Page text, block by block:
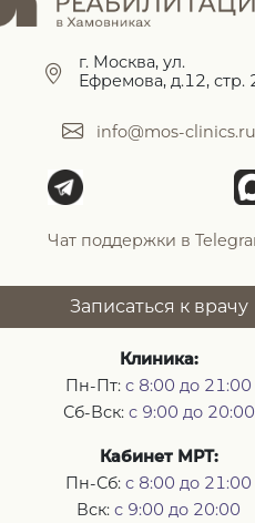
г. Москва, ул.
Ефремова, д.12, стр.
info@mos-clinics.ru
Чат поддержки в
Записаться к врачу
Клиника:
Пн-Пт: с 8:00 до 21:00
Сб-Вск: с 9:00 до 20:00
Кабинет МРТ:
Пн-Сб: с 8:00 до 21:00
Вск: с 9:00 до 20:00